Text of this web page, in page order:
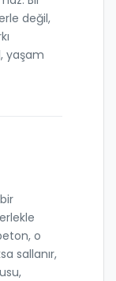
değil,
yaşam
o
sallanır,